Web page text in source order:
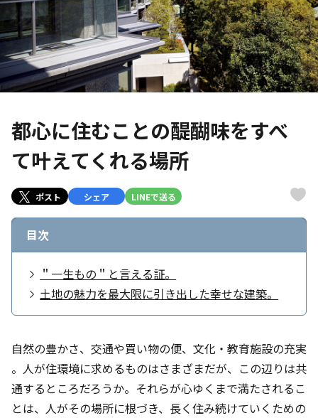
都心に住むことの醍醐味をすべ
て叶えてくれる場所
ポスト シェア LINEで送る
目次
＂一生もの＂と言える証。
土地の魅力を最大限に引き出した幸せな建築。
自然の豊かさ、交通や買い物の便、文化・教育施設の充実
――。人が住環境に求めるものはさまざまだが、この辺りは共
通するところだろうか。それらが心ゆくまで満たされるこ
とは、人がその場所に根づき、長く住み続けていくための